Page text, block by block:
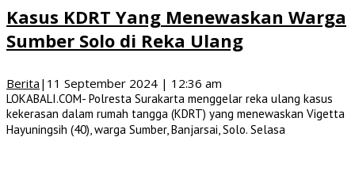
Kasus KDRT Yang Menewaskan Warga
Sumber Solo di Reka Ulang
Berita | 11 September 2024 | 12:36 am
LOKABALI.COM- Polresta Surakarta menggelar reka ulang kasus
kekerasan dalam rumah tangga (KDRT) yang menewaskan Vigetta
Hayuningsih (40), warga Sumber, Banjarsai, Solo. Selasa